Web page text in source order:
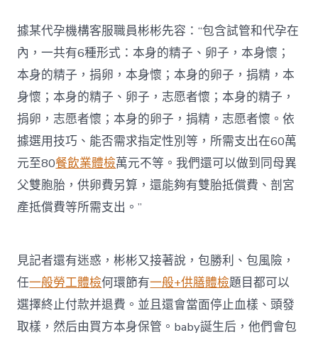
據某代孕機構客服職員彬彬先容：“包含試管和代孕在
內，一共有6種形式：本身的精子、卵子，本身懷；
本身的精子，捐卵，本身懷；本身的卵子，捐精，本
身懷；本身的精子、卵子，志愿者懷；本身的精子，
捐卵，志愿者懷；本身的卵子，捐精，志愿者懷。依
據選用技巧、能否需求指定性別等，所需支出在60萬
元至80餐飲業體檢萬元不等。我們還可以做到同母異
父雙胞胎，供卵費另算，還能夠有雙胎抵償費、剖宮
產抵償費等所需支出。”
見記者還有迷惑，彬彬又接著說，包勝利、包風險，
任一般勞工體檢何環節有一般+供膳體檢題目都可以
選擇終止付款并退費。並且還會當面停止血樣、頭發
取樣，然后由買方本身保管。baby誕生后，他們會包